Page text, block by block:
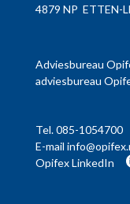
4879 NP ETTEN-
Adviesbureau
adviesbureau
Tel.085-1054700
E-mail
Opifex LinkedIn